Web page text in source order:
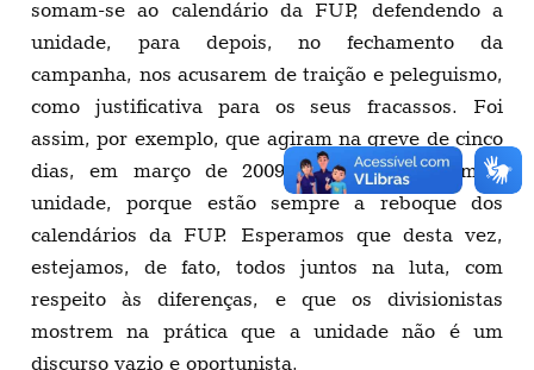
somam-se ao calendário da FUP, defendendo a
unidade, para depois, no fechamento da
campanha, nos acusarem de traição e peleguismo,
como justificativa para os seus fracassos. Foi
assim, por exemplo, que agiram na greve de cinco
dias, em março de 2009. Ou seja, pregam a
unidade, porque estão sempre a reboque dos
calendários da FUP. Esperamos que desta vez,
estejamos, de fato, todos juntos na luta, com
respeito às diferenças, e que os divisionistas
mostrem na prática que a unidade não é um
discurso vazio e oportunista.